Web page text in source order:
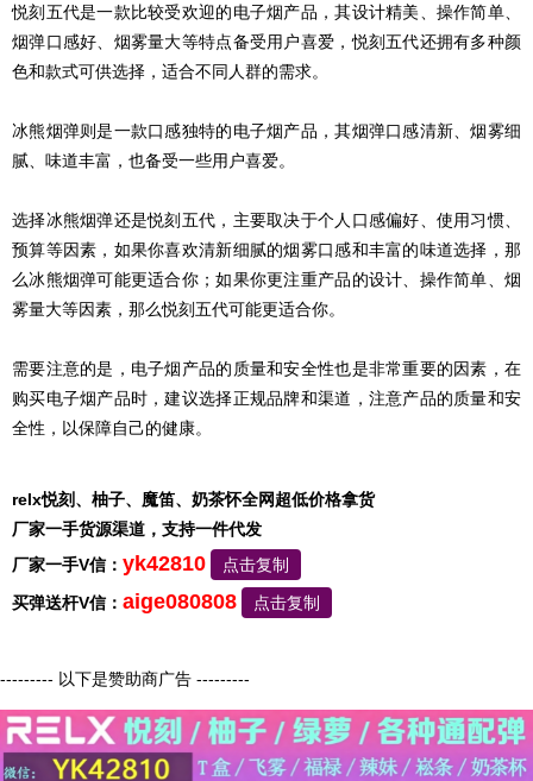
悦刻五代是一款比较受欢迎的电子烟产品，其设计精美、操作简单、
烟弹口感好、烟雾量大等特点备受用户喜爱，悦刻五代还拥有多种颜
色和款式可供选择，适合不同人群的需求。
冰熊烟弹则是一款口感独特的电子烟产品，其烟弹口感清新、烟雾细
腻、味道丰富，也备受一些用户喜爱。
选择冰熊烟弹还是悦刻五代，主要取决于个人口感偏好、使用习惯、
预算等因素，如果你喜欢清新细腻的烟雾口感和丰富的味道选择，那
么冰熊烟弹可能更适合你；如果你更注重产品的设计、操作简单、烟
雾量大等因素，那么悦刻五代可能更适合你。
需要注意的是，电子烟产品的质量和安全性也是非常重要的因素，在
购买电子烟产品时，建议选择正规品牌和渠道，注意产品的质量和安
全性，以保障自己的健康。
relx悦刻、柚子、魔笛、奶茶怀全网超低价格拿货
厂家一手货源渠道，支持一件代发
厂家一手V信： yk42810
点击复制
买弹送杆V信： aige080808 点击复制
--------- 以下是赞助商广告 ---------